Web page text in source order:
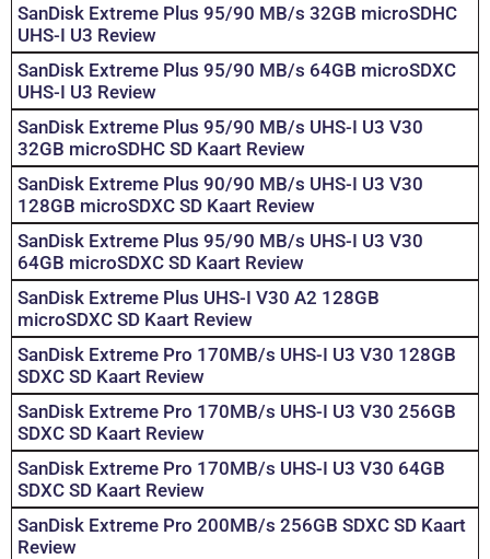
SanDisk Extreme Plus 95/90 MB/s 32GB microSDHC
UHS-I U3 Review
SanDisk Extreme Plus 95/90 MB/s 64GB microSDXC
UHS-I U3 Review
SanDisk Extreme Plus 95/90 MB/s UHS-I U3 V30
32GB microSDHC SD Kaart Review
SanDisk Extreme Plus 90/90 MB/s UHS-I U3 V30
128GB microSDXC SD Kaart Review
SanDisk Extreme Plus 95/90 MB/s UHS-I U3 V30
64GB microSDXC SD Kaart Review
SanDisk Extreme Plus UHS-I V30 A2 128GB
microSDXC SD Kaart Review
SanDisk Extreme Pro 170MB/s UHS-I U3 V30 128GB
SDXC SD Kaart Review
SanDisk Extreme Pro 170MB/s UHS-I U3 V30 256GB
SDXC SD Kaart Review
SanDisk Extreme Pro 170MB/s UHS-I U3 V30 64GB
SDXC SD Kaart Review
SanDisk Extreme Pro 200MB/s 256GB SDXC SD Kaart
Review